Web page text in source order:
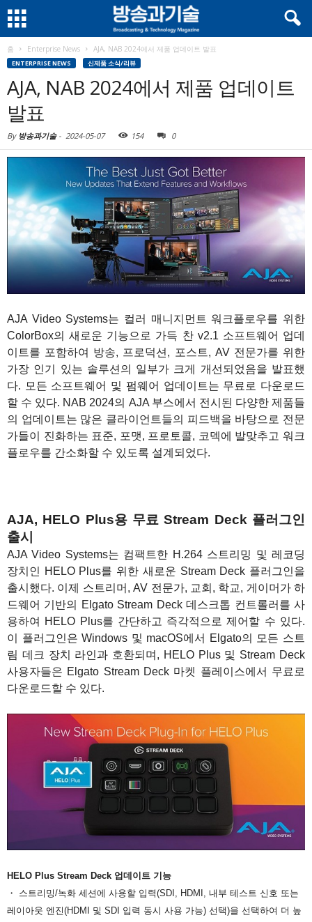
홈 Enterprise News AJA, NAB 2024에서 제품 업데이트 발표
ENTERPRISE NEWS 신제품 소식/리뷰
AJA, NAB 2024에서 제품 업데이트
발표
By 방송과기술- 2024-05-07 154 0
AJA Video Systems는 컬러 매니지먼트 워크플로우를 위한
ColorBox의 새로운 기능으로 가득 찬 v2.1 소프트웨어 업데
이트를 포함하여 방송, 프로덕션, 포스트, AV 전문가를 위한
가장 인기 있는 솔루션의 일부가 크게 개선되었음을 발표했
다. 모든 소프트웨어 및 펌웨어 업데이트는 무료로 다운로드
할 수 있다. NAB 2024의 AJA 부스에서 전시된 다양한 제품들
의 업데이트는 많은 클라이언트들의 피드백을 바탕으로 전문
가들이 진화하는 표준, 포맷, 프로토콜, 코덱에 발맞추고 워크
플로우를 간소화할 수 있도록 설계되었다.
AJA, HELO Plus용 무료 Stream Deck 플러그인
출시
AJA Video Systems는 컴팩트한 H.264 스트리밍 및 레코딩
장치인 HELO Plus를 위한 새로운 Stream Deck 플러그인을
출시했다. 이제 스트리머, AV 전문가, 교회, 학교, 게이머가 하
드웨어 기반의 Elgato Stream Deck 데스크톱 컨트롤러를 사
용하여 HELO Plus를 간단하고 즉각적으로 제어할 수 있다.
이 플러그인은 Windows 및 macOS에서 Elgato의 모든 스트
림 데크 장치 라인과 호환되며, HELO Plus 및 Stream Deck
사용자들은 Elgato Stream Deck 마켓 플레이스에서 무료로
다운로드할 수 있다.
HELO Plus Stream Deck 업데이트 기능
・ 스트리밍/녹화 세션에 사용할 입력(SDI, HDMI, 내부 테스트 신호 또는
레이아웃 엔진(HDMI 및 SDI 입력 동시 사용 가능) 선택)을 선택하여 더 높